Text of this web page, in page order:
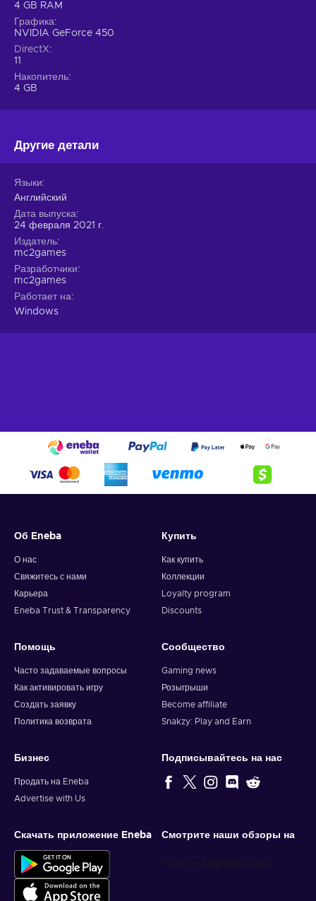
4 GB RAM
Графика
NVIDIA GeForce 450
DirectX
11
Накопитель
4 GB
Другие детали
Языки
Английский
Дата выпуска
24 февраля 2021 г.
Издатель
mc2games
Разработчики
mc2games
Работает на
Windows
Об Eneba
О нас
Свяжитесь с нами
Карьера
Eneba Trust & Transparency
Купить
Как купить
Коллекции
Loyalty program
Discounts
Помощь
Часто задаваемые вопросы
Как активировать игру
Создать заявку
Политика возврата
Сообщество
Gaming news
Розыгрыши
Become affiliate
Snakzy: Play and Earn
Бизнес
Продать на Eneba
Advertise with Us
Подписывайтесь на нас
Скачать приложение Eneba Смотрите наши обзоры на